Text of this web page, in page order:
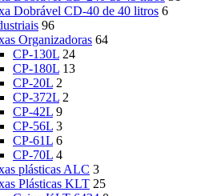
Dobrável CD-40 de 40 litros 6
96
Organizadoras 64
CP-130L 24
CP-180L 13
CP-20L 2
CP-372L 2
CP-42L 9
CP-56L 3
CP-61L 6
CP-70L 4
plásticas ALC 3
Plásticas KLT 25